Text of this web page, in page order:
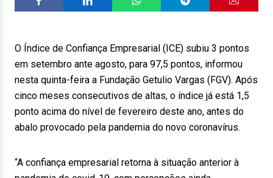
O Índice de Confiança Empresarial (ICE) subiu 3 pontos
em setembro ante agosto, para 97,5 pontos, informou
nesta quinta-feira a Fundação Getulio Vargas (FGV). Após
cinco meses consecutivos de altas, o índice já está 1,5
ponto acima do nível de fevereiro deste ano, antes do
abalo provocado pela pandemia do novo coronavírus.
“A confiança empresarial retorna à situação anterior à